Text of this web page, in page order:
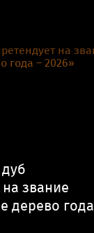
звание
дерево года